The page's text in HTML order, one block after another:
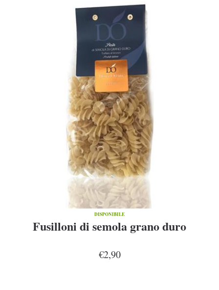
DISPONIBILE
Fusilloni di semola grano duro
€2,90